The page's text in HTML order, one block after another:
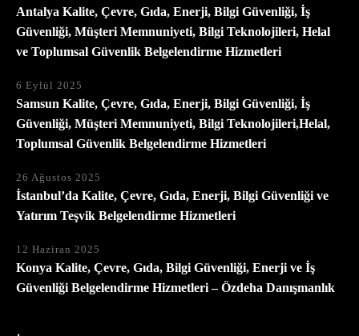
Antalya Kalite, Çevre, Gıda, Enerji, Bilgi Güvenliği, İş
Güvenliği, Müşteri Memnuniyeti, Bilgi Teknolojileri, Helal
ve Toplumsal Güvenlik Belgelendirme Hizmetleri
6 Eylül 2025
Samsun Kalite, Çevre, Gıda, Enerji, Bilgi Güvenliği, İş
Güvenliği, Müşteri Memnuniyeti, Bilgi Teknolojileri,Helal,
Toplumsal Güvenlik Belgelendirme Hizmetleri
26 Ağustos 2025
İstanbul’da Kalite, Çevre, Gıda, Enerji, Bilgi Güvenliği ve
Yatırım Teşvik Belgelendirme Hizmetleri
12 Haziran 2025
Konya Kalite, Çevre, Gıda, Bilgi Güvenliği, Enerji ve İş
Güvenliği Belgelendirme Hizmetleri – Özdeha Danışmanlık